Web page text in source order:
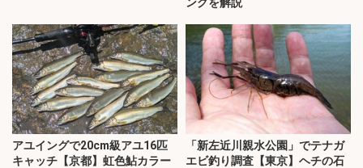
アユイングで20cm級アユ16匹
キャッチ【京都】虹色鮎カラー
「新左近川親水公園」でテナガ
エビ釣り調査【東京】ヘチの石